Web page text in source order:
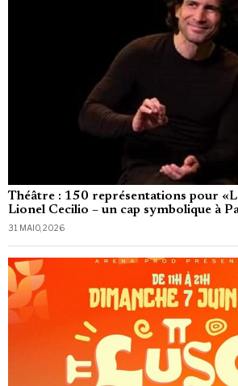
Théâtre : 150 représentations pour
Lionel Cecilio – un cap symbolique à
31 MAIO, 2026